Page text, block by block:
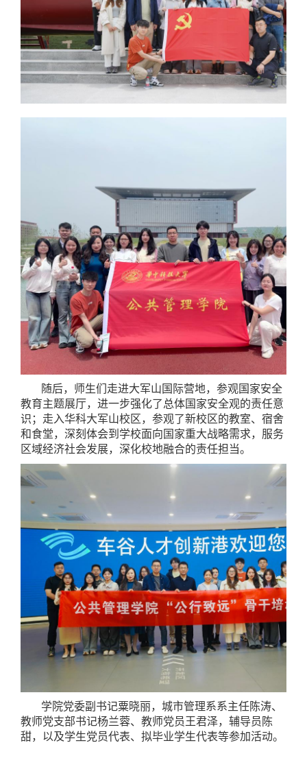
随后，师生们走进大军山国际营地，参观国家安全
教育主题展厅，进一步强化了总体国家安全观的责任意
识；走入华科大军山校区，参观了新校区的教室、宿舍
和食堂，深刻体会到学校面向国家重大战略需求，服务
区域经济社会发展，深化校地融合的责任担当。
学院党委副书记粟晓丽，城市管理系系主任陈涛、
教师党支部书记杨兰蓉、教师党员王君泽，辅导员陈
甜，以及学生党员代表、拟毕业学生代表等参加活动。